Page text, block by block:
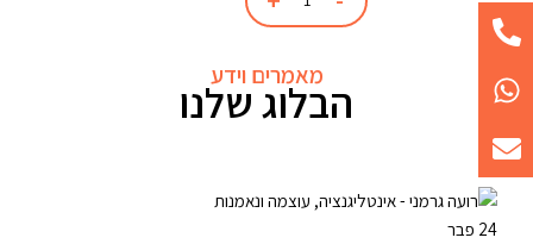
מאמרים וידע
הבלוג שלנו
24 פבר